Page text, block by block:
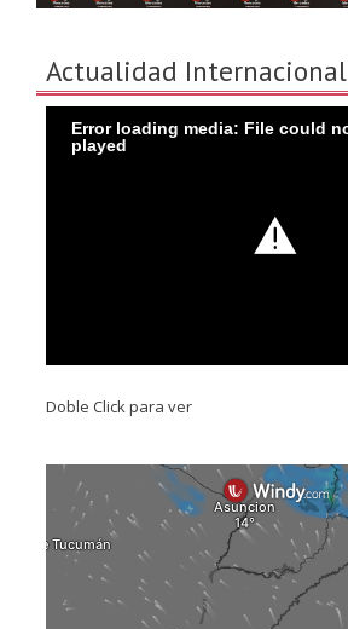
Actualidad Internacional
Doble Click para ver